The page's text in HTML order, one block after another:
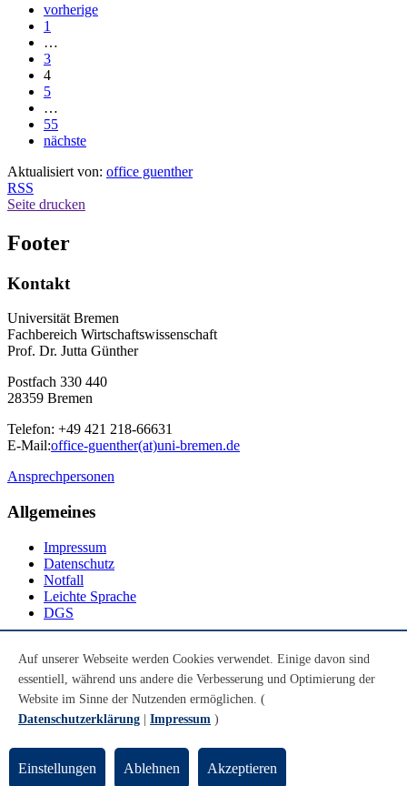
vorherige
1
…
3
4
5
…
55
nächste
Aktualisiert von: office guenther
RSS
Seite drucken
Footer
Kontakt
Universität Bremen
Fachbereich Wirtschaftswissenschaft
Prof. Dr. Jutta Günther
Postfach 330 440
28359 Bremen
Telefon: +49 421 218-66631
E-Mail:office-guenther(at)uni-bremen.de
Ansprechpersonen
Allgemeines
Impressum
Datenschutz
Notfall
Leichte Sprache
DGS
Youtube
Instagram
LinkedIn
© Universität Bremen 2026
Auf unserer Webseite werden Cookies verwendet. Einige davon sind
essentiell, während uns andere die Verbesserung und Optimierung der
Website im Sinne der Nutzenden ermöglichen. (
Datenschutzerklärung
Impressum )
Einstellungen Ablehnen Akzeptieren